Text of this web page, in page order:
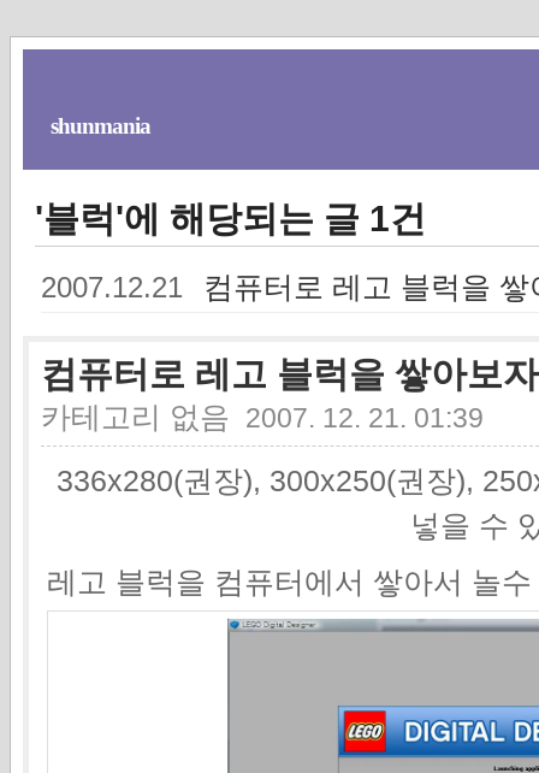
shunmania
'블럭'에 해당되는 글 1건
2007.12.21 컴퓨터로 레고 블럭을 쌓
컴퓨터로 레고 블럭을 쌓아보
카테고리 없음 2007. 12. 21. 01:39
336x280(권장), 300x250(권장),
넣을 수
레고 블럭을 컴퓨터에서 쌓아서 놀